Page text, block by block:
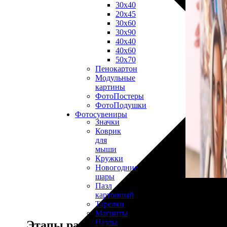
30х40
20х45
30х60
30х90
40х40
40х60
50х70
Пенокартон
Модульные
картины
ФотоПостеры
ФотоПодушки
Фотоcувениры
Значки
Коврик
для
мыши
Кружки
Новогодние
шары
Пазл
картонный
Тарелки
Магниты
Пазлы